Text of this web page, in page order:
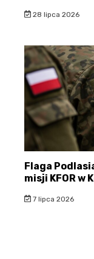
28 lipca 2026
Flaga
misji KFOR w
7 lipca 2026